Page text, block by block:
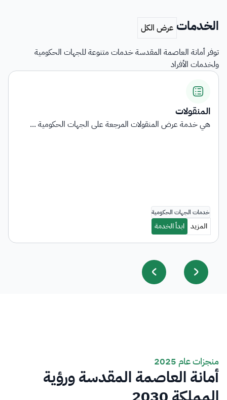
الخدمات
توفر أمانة العاصمة المقدسة خدمات متنوعة للجهات الحكومية
ولخدمات الأفراد
المنقولات
هي خدمة عرض المنقولات المرجعة على الجهات الحكومية ...
منجزات عام 2025
أمانة العاصمة المقدسة ورؤية